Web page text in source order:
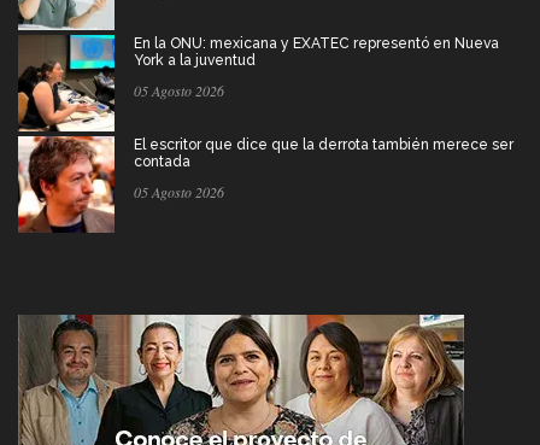
En la ONU: mexicana y EXATEC representó en Nueva
York a la juventud
05 Agosto 2026
El escritor que dice que la derrota también merece ser
contada
05 Agosto 2026